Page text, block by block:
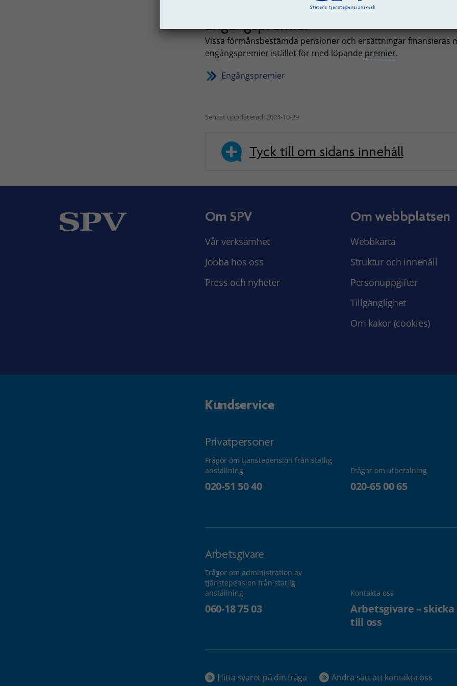
Engångspremier
Vissa förmånsbestämda pensioner och ersättningar finansieras
engångspremier istället för med löpande premier.
Engångspremier
Senast uppdaterad: 2024-10-29
Tyck till om sidans innehåll
Om SPV
Vår verksamhet
Jobba hos oss
Press och nyheter
Om webbplatsen
Webbkarta
Struktur och innehåll
Personuppgifter
Tillgänglighet
Om kakor (cookies)
Kundservice
Privatpersoner
Frågor om tjänstepension från statlig
anställning
020-51 50 40
Frågor om utbetalning
020-65 00 65
Arbetsgivare
Frågor om administration av
tjänstepension från statlig
anställning
060-18 75 03
Kontakta oss
Arbetsgivare –
till oss
Hitta svaret på din fråga Andra sätt att kontakta oss